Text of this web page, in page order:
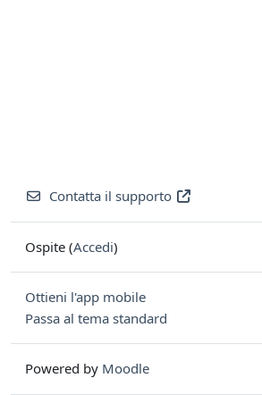
Contatta il supporto
Ospite (Accedi)
Ottieni l'app mobile
Passa al tema standard
Powered by Moodle